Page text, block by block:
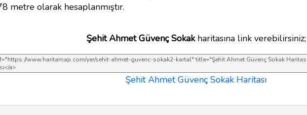
metre olarak hesaplanmıştır.
Şehit Ahmet Güvenç Sokakharitasına link verebilirsiniz;
Şehit Ahmet Güvenç Sokak Haritası